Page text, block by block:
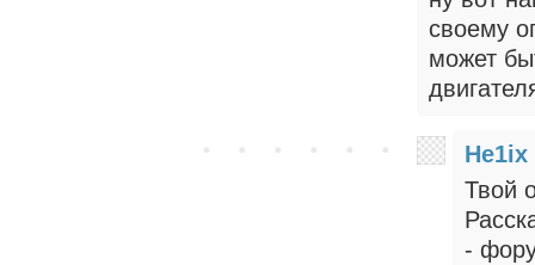
своему
может
He1ix
Твой
-